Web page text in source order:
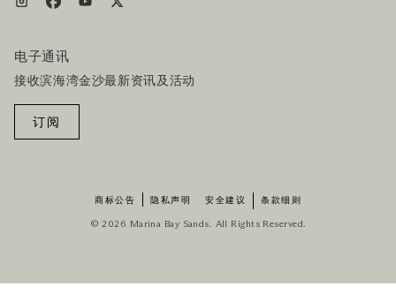
电子通讯
接收滨海湾金沙最新资讯及活动
订阅
商标公告 隐私声明 安全建议 条款细则
© 2026 Marina Bay Sands. All Rights Reserved.